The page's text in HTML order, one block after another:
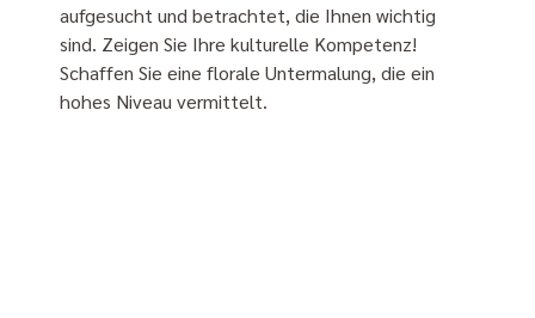
aufgesucht und betrachtet, die Ihnen wichtig
sind. Zeigen Sie Ihre kulturelle Kompetenz!
Schaffen Sie eine florale Untermalung, die ein
hohes Niveau vermittelt.